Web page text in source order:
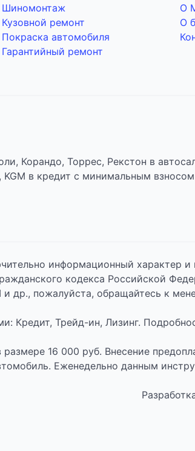
Шиномонтаж
Кузовной ремонт
Покраска автомобиля
Гарантийный ремонт
О
О
Корандо, Торрес, Рекстон в
в кредит с минимальным
информационный характер и
кодекса Российской
др., пожалуйста, обращайтесь к
Кредит, Трейд-ин, Лизинг.
16 000 руб. Внесение
Еженедельно данным